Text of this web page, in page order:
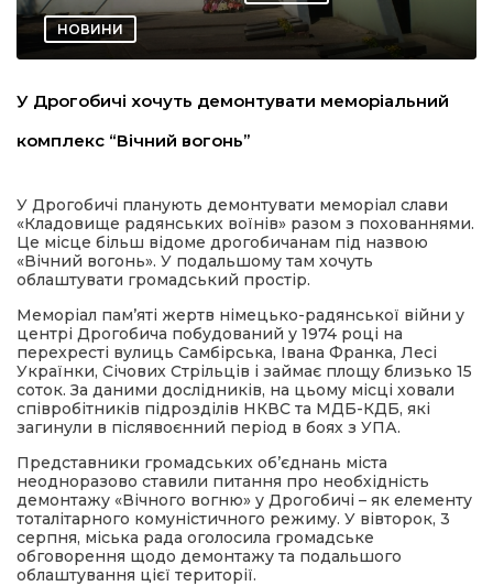
НОВИНИ
У Дрогобичі хочуть демонтувати меморіальний
комплекс “Вічний вогонь”
У Дрогобичі планують демонтувати меморіал слави
«Кладовище радянських воїнів» разом з похованнями.
Це місце більш відоме дрогобичанам під назвою
«Вічний вогонь». У подальшому там хочуть
облаштувати громадський простір.
Меморіал пам’яті жертв німецько-радянської війни у
центрі Дрогобича побудований у 1974 році на
перехресті вулиць Самбірська, Івана Франка, Лесі
Українки, Січових Стрільців і займає площу близько 15
соток. За даними дослідників, на цьому місці ховали
співробітників підрозділів НКВС та МДБ-КДБ, які
загинули в післявоєнний період в боях з УПА.
Представники громадських об’єднань міста
неодноразово ставили питання про необхідність
демонтажу «Вічного вогню» у Дрогобичі – як елементу
тоталітарного комуністичного режиму. У вівторок, 3
серпня, міська рада оголосила громадське
обговорення щодо демонтажу та подальшого
облаштування цієї території.